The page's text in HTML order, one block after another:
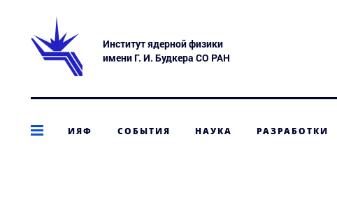
Институт ядерной физики
имени Г. И. Будкера СО РАН
ИЯФ СОБЫТИЯ НАУКА РАЗРАБОТКИ